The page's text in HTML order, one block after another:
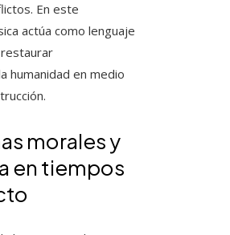
En este
actúa como lenguaje
humanidad en medio
morales y
en tiempos